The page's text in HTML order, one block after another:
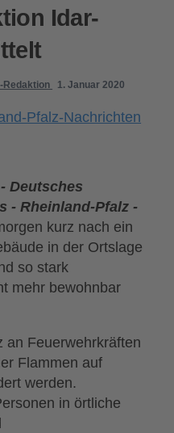
Idar-
Redaktion 1. Januar 2020
Pfalz-Nachrichten
kurz nach ein
in der Ortslage
so stark
mehr bewohnbar
an Feuerwehrkräften
Flammen auf
werden.
in örtliche